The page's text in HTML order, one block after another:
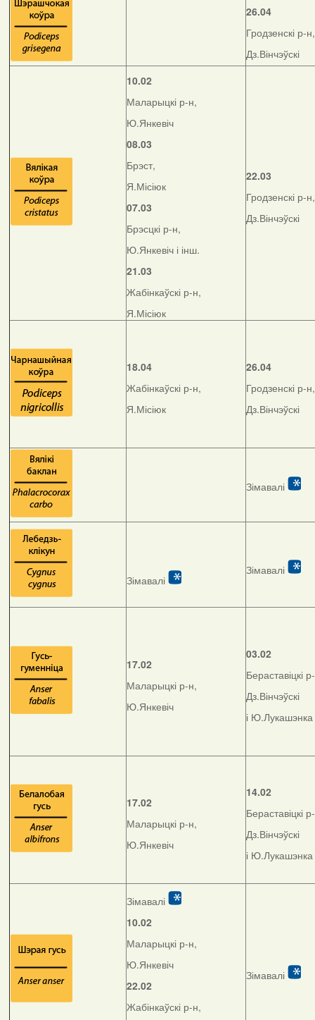
26.04
Гродзенскі р-н,
Дз.Вінчэўскі
10.02
Маларыцкі р-н,
Ю.Янкевіч
08.03
Брэст,
Я.Місіюк
07.03
Брэсцкі р-н,
Ю.Янкевіч і інш.
21.03
Жабінкаўскі р-н,
Я.Місіюк
22.03
Гродзенскі р-н,
Дз.Вінчэўскі
18.04
Жабінкаўскі р-н,
Я.Місіюк
26.04
Гродзенскі р-н,
Дз.Вінчэўскі
Зімавалі
Зімавалі
Зімавалі
17.02
Маларыцкі р-н,
Ю.Янкевіч
03.02
Бераставіцкі
Дз.Вінчэўскі
і Ю.Лукашэнка
17.02
Маларыцкі р-н,
Ю.Янкевіч
14.02
Бераставіцкі
Дз.Вінчэўскі
і Ю.Лукашэнка
Зімавалі
10.02
Маларыцкі р-н,
Ю.Янкевіч
22.02
Жабінкаўскі р-н,
Зімавалі